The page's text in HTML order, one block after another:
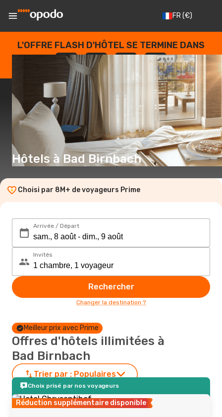
FR(€)
L'OFFRE FLASH D'HÔTEL SE TERMINE DANS
--
JOURS
: --
HEURES
: --
SECONDES
Hôtels à Bad Birnbach
Choisi par 8M+ de voyageurs Prime
Arrivée / Départ
Invités
Rechercher
Changer la destination ?
Meilleur prix avec Prime
Offres d'hôtels illimitées à
Bad Birnbach
Trier par : Populaires
Choix prisé par nos voyageurs
Réduction supplémentaire disponible